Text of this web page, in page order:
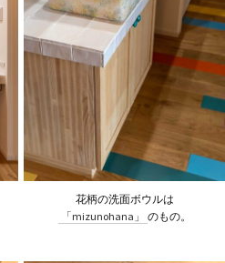
花柄の洗面ボウルは
「mizunohana」
のもの。